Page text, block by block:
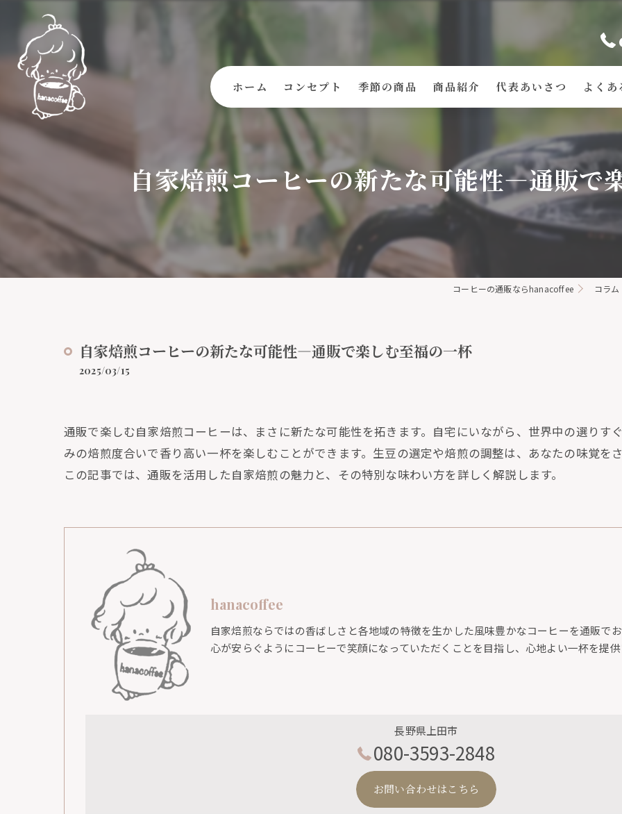
ホーム コンセプト 季節の商品 商品紹介 代表あいさつ よく
自家焙煎コーヒーの新たな可能性―通販で
コーヒーの通販ならhanacoffee コラム
自家焙煎コーヒーの新たな可能性―通販で楽しむ至福の一杯
2025/03/15
通販で楽しむ自家焙煎コーヒーは、まさに新たな可能性を拓きます。自宅にいながら、世界中の選りす
みの焙煎度合いで香り高い一杯を楽しむことができます。生豆の選定や焙煎の調整は、あなたの味覚を
この記事では、通販を活用した自家焙煎の魅力と、その特別な味わい方を詳しく解説します。
hanacoffee
自家焙煎ならではの香ばしさと各地域の特徴を生かした風味豊かなコーヒーを通販で
心が安らぐようにコーヒーで笑顔になっていただくことを目指し、心地よい一杯を提
長野県上田市
080-3593-2848
お問い合わせはこちら